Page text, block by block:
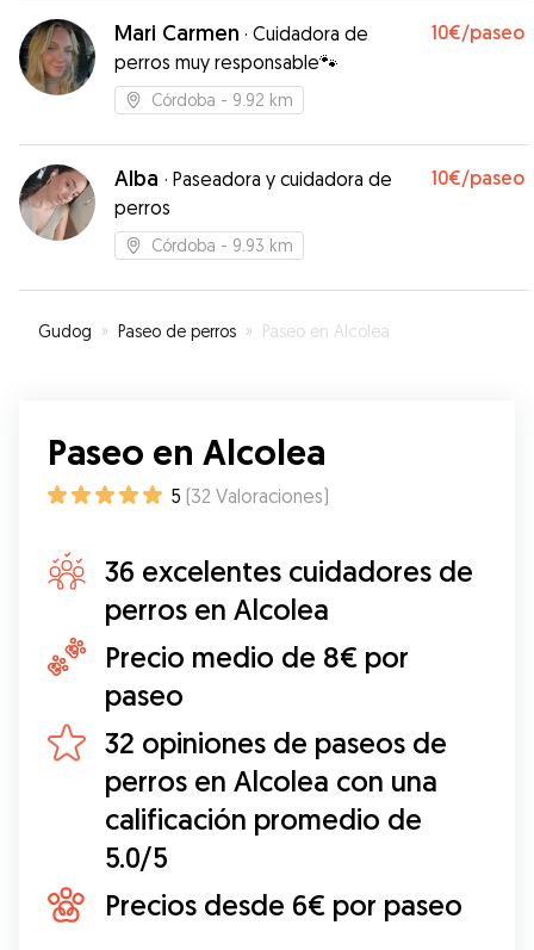
Mari Carmen · Cuidadora de
perros muy responsable🐾
10€/paseo
Córdoba - 9.92 km
Alba · Paseadora y cuidadora de
perros
10€/paseo
Córdoba - 9.93 km
Gudog » Paseo de perros » Paseo en Alcolea
Paseo en Alcolea
5 (32 Valoraciones)
36 excelentes cuidadores de
perros en Alcolea
Precio medio de 8€ por
paseo
32 opiniones de paseos de
perros en Alcolea con una
calificación promedio de
5.0/5
Precios desde 6€ por paseo